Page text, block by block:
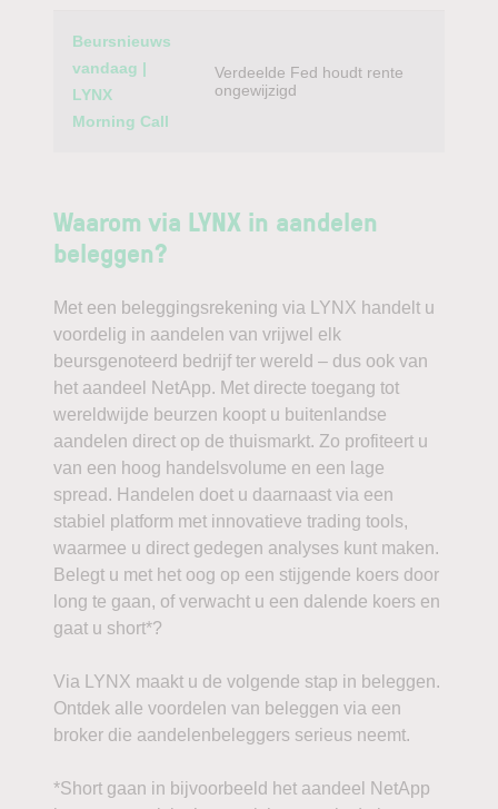
Beursnieuws
vandaag |
LYNX
Morning Call
Verdeelde Fed houdt rente
ongewijzigd
Waarom via LYNX in aandelen
beleggen?
Met een beleggingsrekening via LYNX handelt u
voordelig in aandelen van vrijwel elk
beursgenoteerd bedrijf ter wereld – dus ook van
het aandeel NetApp. Met directe toegang tot
wereldwijde beurzen koopt u buitenlandse
aandelen direct op de thuismarkt. Zo profiteert u
van een hoog handelsvolume en een lage
spread. Handelen doet u daarnaast via een
stabiel platform met innovatieve trading tools,
waarmee u direct gedegen analyses kunt maken.
Belegt u met het oog op een stijgende koers door
long te gaan, of verwacht u een dalende koers en
gaat u short*?
Via LYNX maakt u de volgende stap in beleggen.
Ontdek alle voordelen van beleggen via een
broker die aandelenbeleggers serieus neemt.
*Short gaan in bijvoorbeeld het aandeel NetApp